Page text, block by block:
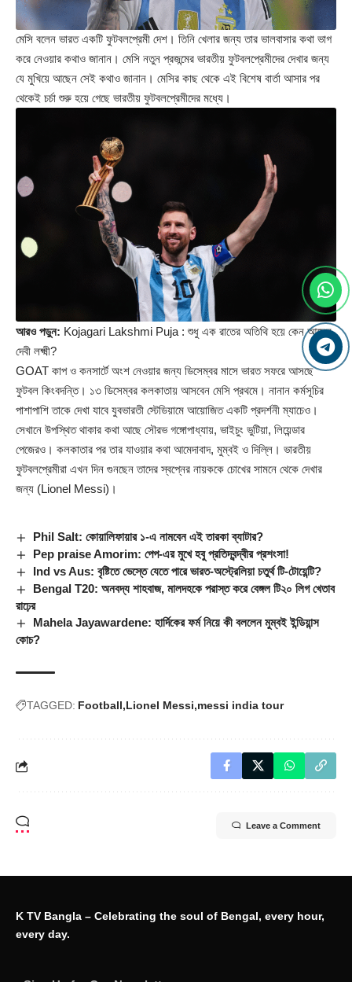
মেসি বলেন ভারত একটি ফুটবলপ্রেমী দেশ। তিনি খেলার জন্য তার ভালবাসার কথা ভাগ
করে নেওয়ার কথাও জানান। মেসি নতুন প্রজন্মের ভারতীয় ফুটবলপ্রেমীদের দেখার জন্য
যে মুখিয়ে আছেন সেই কথাও জানান। মেসির কাছ থেকে এই বিশেষ বার্তা আসার পর
থেকেই চর্চা শুরু হয়ে গেছে ভারতীয় ফুটবলপ্রেমীদের মধ্যে।
আরও পড়ুন: Kojagari Lakshmi Puja : শুধু এক রাতের অতিথি হয়ে কেন আসেন
দেবী লক্ষ্মী?
GOAT কাপ ও কনসার্টে অংশ নেওয়ার জন্য ডিসেম্বর মাসে ভারত সফরে আসছে
ফুটবল কিংবদন্তি। ১৩ ডিসেম্বর কলকাতায় আসবেন মেসি প্রথমে। নানান কর্মসূচির
পাশাপাশি তাকে দেখা যাবে যুবভারতী স্টেডিয়ামে আয়োজিত একটি প্রদর্শনী ম্যাচেও।
সেখানে উপস্থিত থাকার কথা আছে সৌরভ গঙ্গোপাধ্যায়, ভাইচুং ভুটিয়া, লিয়েন্ডার
পেজেরও। কলকাতার পর তার যাওয়ার কথা আমেদাবাদ, মুম্বই ও দিল্লি। ভারতীয়
ফুটবলপ্রেমীরা এখন দিন গুনছেন তাদের স্বপ্নের নায়ককে চোখের সামনে থেকে দেখার
জন্য (Lionel Messi)।
Phil Salt: কোয়ালিফায়ার ১-এ নামবেন এই তারকা ব্যাটার?
Pep praise Amorim: পেপ-এর মুখে হবু প্রতিদ্বন্দ্বীর প্রশংসা!
Ind vs Aus: বৃষ্টিতে ভেস্তে যেতে পারে ভারত-অস্ট্রেলিয়া চতুর্থ টি-টোয়েন্টি?
Bengal T20: অনবদ্য শাহবাজ, মালদহকে পরাস্ত করে বেঙ্গল টি২০ লিগ খেতাব
রাঢ়ের
Mahela Jayawardene: হার্দিকের ফর্ম নিয়ে কী বললেন মুম্বই ইন্ডিয়ান্স
কোচ?
TAGGED: Football Lionel Messi messi india tour
Leave a Comment
K TV Bangla – Celebrating the soul of Bengal, every hour,
every day.